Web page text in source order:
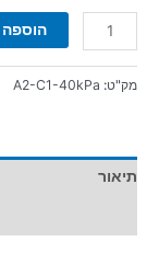
מק"ט: A2-C1-40kPa
תיאור